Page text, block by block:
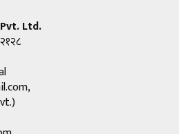
Ltd.
,